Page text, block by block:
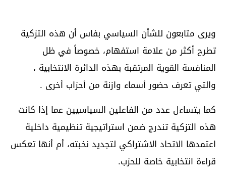
ويرى متابعون للشأن السياسي بفاس أن هذه التزكية
تطرح أكثر من علامة استفهام، خصوصاً في ظل
المنافسة القوية المرتقبة بهذه الدائرة الانتخابية ،
والتي تعرف حضور أسماء وازنة من أحزاب أخرى .
كما يتساءل عدد من الفاعلين السياسيين عما إذا كانت
هذه التزكية تندرج ضمن استراتيجية تنظيمية داخلية
اعتمدها الاتحاد الاشتراكي لتجديد نخبته، أم أنها تعكس
قراءة انتخابية خاصة للحزب.